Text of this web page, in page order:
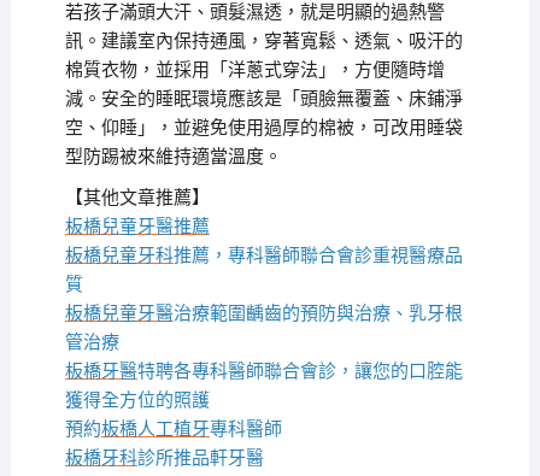
若孩子滿頭大汗、頭髮濕透，就是明顯的過熱警
訊。建議室內保持通風，穿著寬鬆、透氣、吸汗的
棉質衣物，並採用「洋蔥式穿法」，方便隨時增
減。安全的睡眠環境應該是「頭臉無覆蓋、床鋪淨
空、仰睡」，並避免使用過厚的棉被，可改用睡袋
型防踢被來維持適當溫度。
【其他文章推薦】
板橋兒童牙醫推薦
板橋兒童牙科推薦，專科醫師聯合會診重視醫療品
質
板橋兒童牙醫治療範圍齲齒的預防與治療、乳牙根
管治療
板橋牙醫特聘各專科醫師聯合會診，讓您的口腔能
獲得全方位的照護
預約板橋人工植牙專科醫師
板橋牙科診所推品軒牙醫